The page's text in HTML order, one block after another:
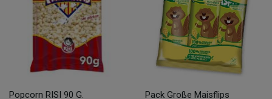
Popcorn RISI 90 G.
Pack Große Maisflips